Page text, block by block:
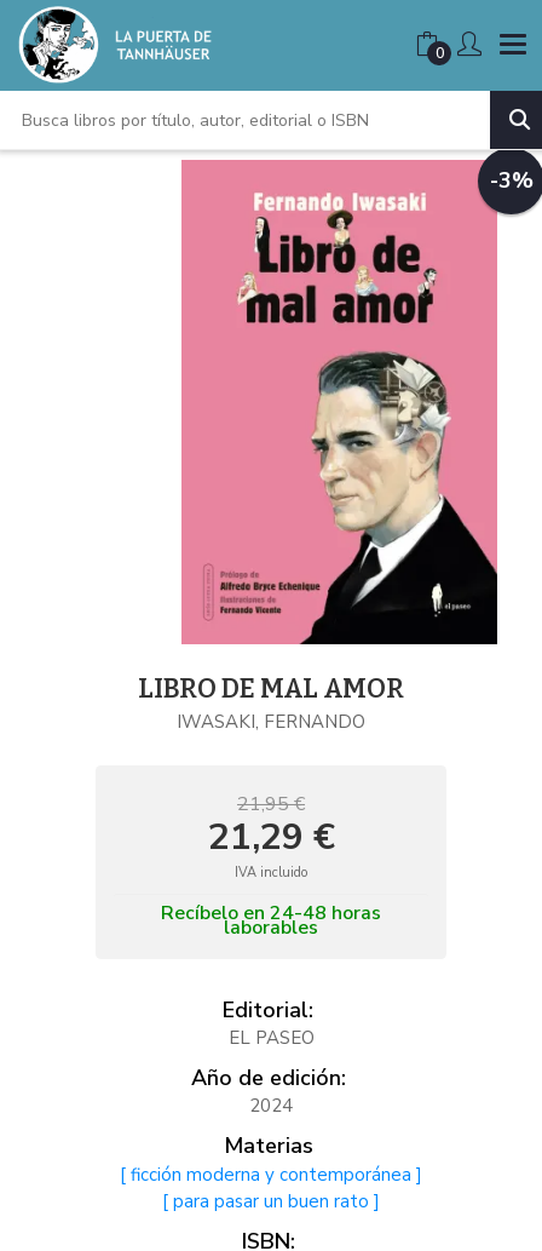
0
-3%
LIBRO DE MAL AMOR
IWASAKI, FERNANDO
21,95 €
21,29 €
IVA incluido
Recíbelo en 24-48 horas
laborables
Editorial:
EL PASEO
Año de edición:
2024
Materias
[ ficción moderna y contemporánea ]
[ para pasar un buen rato ]
ISBN: